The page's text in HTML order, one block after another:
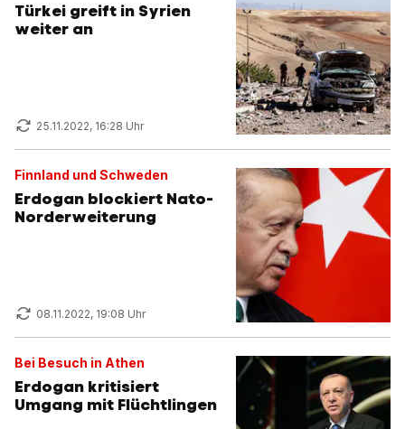
Türkei greift in Syrien
weiter an
25.11.2022, 16:28 Uhr
Finnland und Schweden
Erdogan blockiert Nato-
Norderweiterung
08.11.2022, 19:08 Uhr
Bei Besuch in Athen
Erdogan kritisiert
Umgang mit Flüchtlingen